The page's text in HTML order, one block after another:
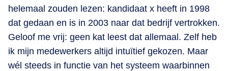
helemaal zouden lezen: kandidaat x heeft in 1998
dat gedaan en is in 2003 naar dat bedrijf vertrokken.
Geloof me vrij: geen kat leest dat allemaal. Zelf heb
ik mijn medewerkers altijd intuïtief gekozen. Maar
wél steeds in functie van het systeem waarbinnen